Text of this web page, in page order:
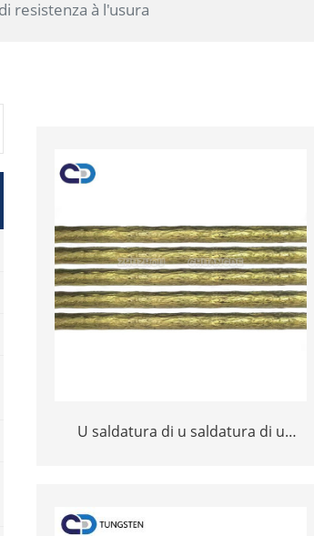
resistenza à l'usura
U saldatura di u saldatura di u